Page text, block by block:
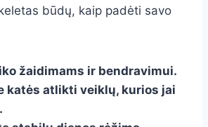
būdų, kaip padėti savo
žaidimams ir bendravimui.
katės atlikti veiklų, kurios jai